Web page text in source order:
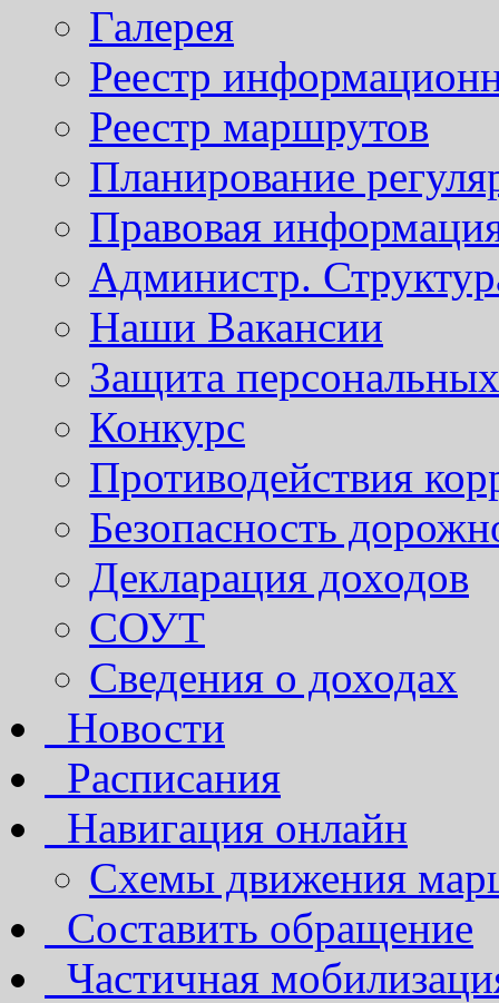
Галерея
Реестр
Реестр маршрутов
Планирование
Правовая
Администр.
Наши Вакансии
Защита
Конкурс
Противодействия
Безопасность
Декларация доходов
СОУТ
Сведения о доходах
Новости
Расписания
Навигация онлайн
Схемы движения
Составить обращение
Частичная